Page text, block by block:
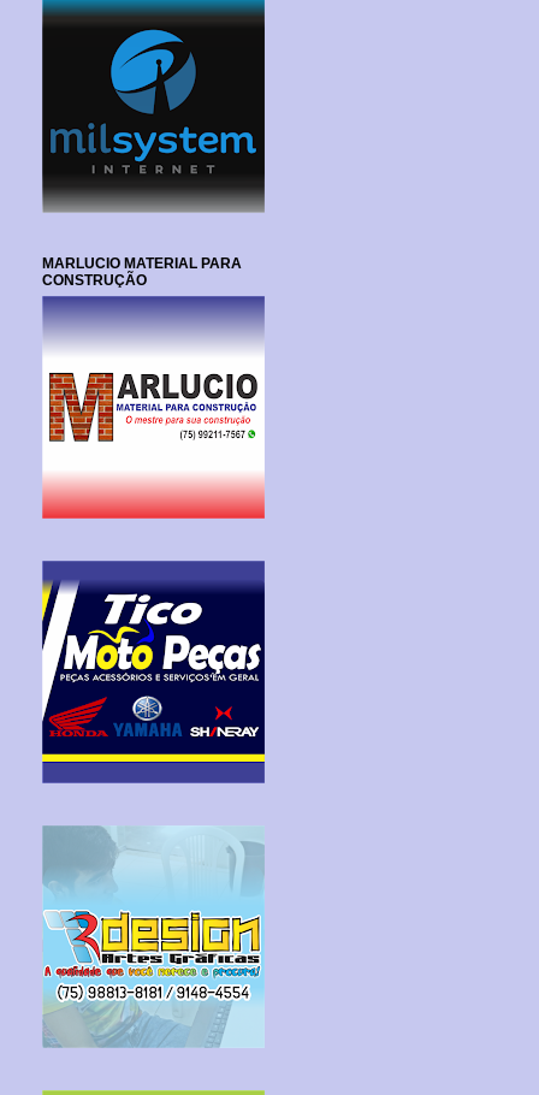
MARLUCIO MATERIAL PARA
CONSTRUÇÃO